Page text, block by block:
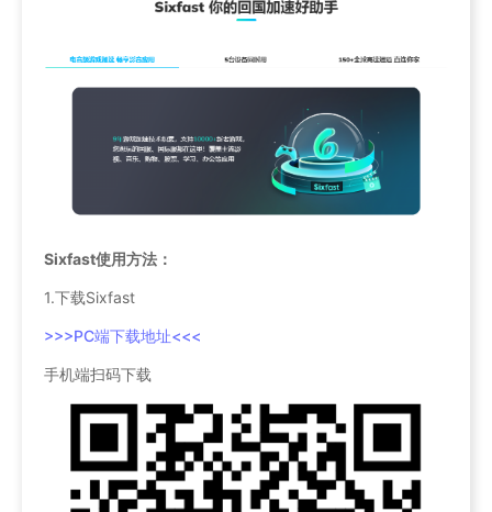
Sixfast使用方法：
1.下载Sixfast
>>>PC端下载地址<<<
手机端扫码下载